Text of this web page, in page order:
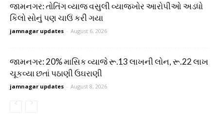
જામનગર: તોતિંગ વ્યાજ વસુલી વ્યાજખોર આરોપીઓ અડધો
કિલો સોનું પણ ચાઉં કરી ગયા
jamnagar updates - August 6, 2026
જામનગર: 20% માસિક વ્યાજે રૂ.13 લાખની લોન, રૂ.22 લાખ
ચૂકવ્યા છતાં પઠાણી ઉઘરાણી
jamnagar updates - August 8, 2026